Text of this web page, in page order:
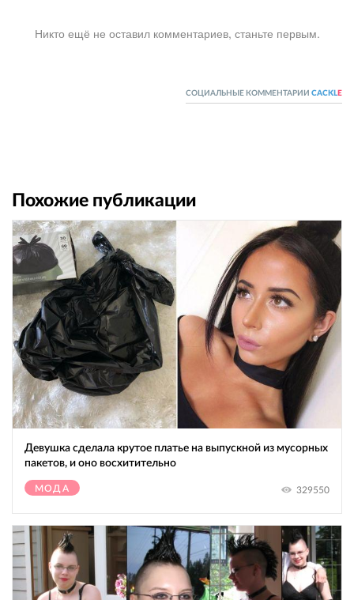
Никто ещё не оставил комментариев, станьте первым.
СОЦИАЛЬНЫЕ КОММЕНТАРИИ CACKL E
Похожие публикации
Девушка сделала крутое платье на выпускной из мусорных
пакетов, и оно восхитительно
МОДА 329550